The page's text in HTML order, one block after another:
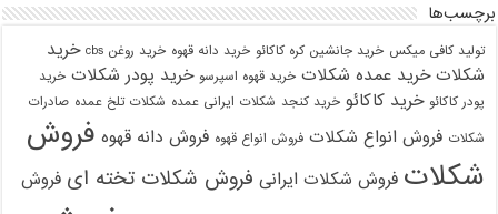
برچسب‌ها
تولید کافی میکس خرید جانشین کره کاکائو خرید دانه قهوه خرید روغن cbs
خرید
شکلات خرید عمده شکلات خرید قهوه اسپرسو خرید پودر شکلات خرید
پودر کاکائو خرید کاکائو خرید کنجد شکلات ایرانی عمده شکلات تلخ عمده صادرات
شکلات فروش انواع شکلات فروش انواع قهوه فروش دانه قهوه فروش
شکلات فروش شکلات ایرانی فروش شکلات تخته ای فروش